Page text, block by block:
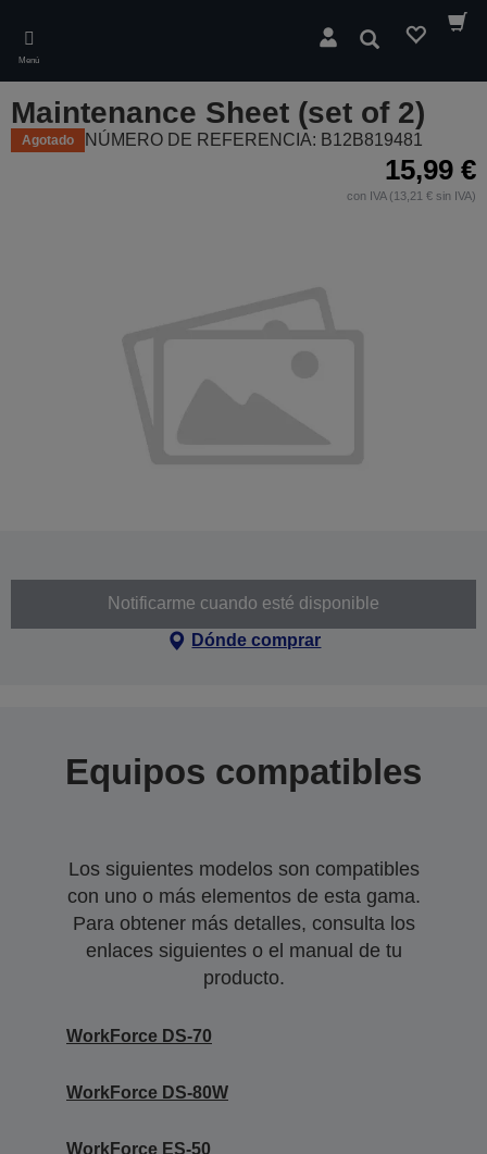
main
content
Menú
Buscar
Maintenance Sheet (set of 2)
Agotado NÚMERO DE REFERENCIA: B12B819481
15,99 €
con IVA (13,21 € sin IVA)
Notificarme cuando esté disponible
Dónde comprar
Equipos compatibles
Los siguientes modelos son compatibles
con uno o más elementos de esta gama.
Para obtener más detalles, consulta los
enlaces siguientes o el manual de tu
producto.
WorkForce DS-70
WorkForce DS-80W
WorkForce ES-50